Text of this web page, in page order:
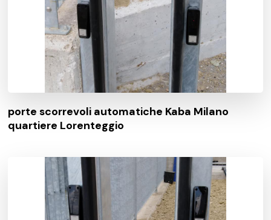
porte scorrevoli automatiche Kaba Milano
quartiere Lorenteggio